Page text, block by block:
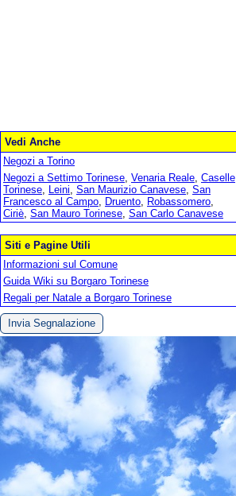
Vedi Anche
Negozi a Torino
Negozi a Settimo Torinese, Venaria Reale, Caselle
Torinese, Leini, San Maurizio Canavese, San
Francesco al Campo, Druento, Robassomero,
Ciriè, San Mauro Torinese, San Carlo Canavese
Siti e Pagine Utili
Informazioni sul Comune
Guida Wiki su Borgaro Torinese
Regali per Natale a Borgaro Torinese
Invia Segnalazione